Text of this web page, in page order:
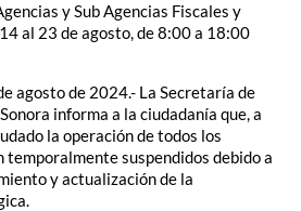
y Sub Agencias Fiscales y
al 23 de agosto, de 8:00 a 18:00
agosto de 2024.- La Secretaría de
informa a la ciudadanía que, a
la operación de todos los
suspendidos debido a
y actualización de la